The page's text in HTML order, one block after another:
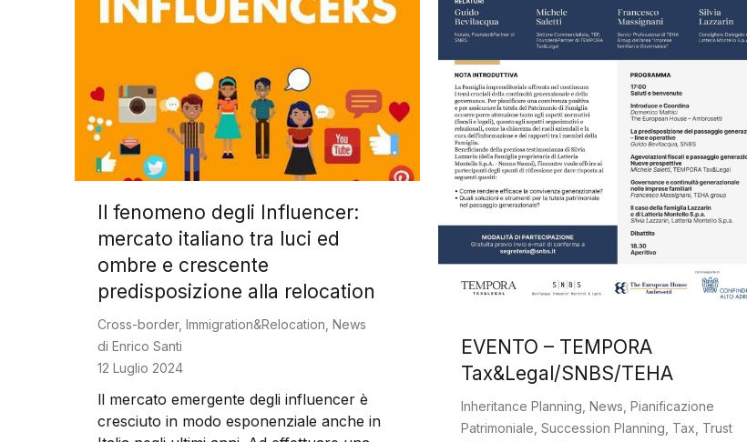
EVENTO – TEMPORA
Tax&Legal/SNBS/TEHA
Inheritance Planning News Pianificazione
Patrimoniale Succession Planning Tax Trust
Il fenomeno degli Influencer:
mercato italiano tra luci ed
ombre e crescente
predisposizione alla relocation
Cross-border, Immigration&Relocation, News
di Enrico Santi
12 Luglio 2024
ll mercato emergente degli influencer è
cresciuto in modo esponenziale anche in